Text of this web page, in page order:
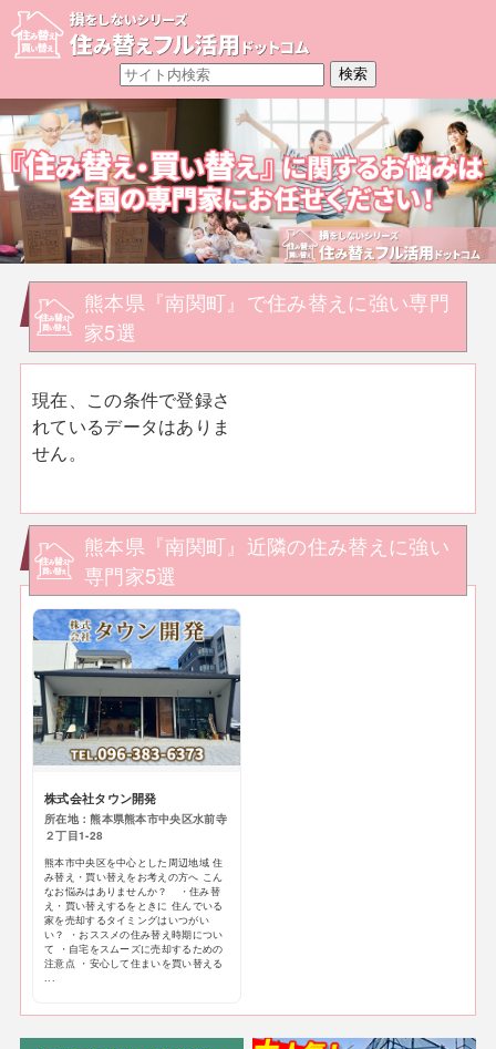
熊本県『南関町』で住み替えに強い専門
家5選
現在、この条件で登録さ
れているデータはありま
せん。
熊本県『南関町』近隣の住み替えに強い
専門家5選
株式会社タウン開発
所在地：熊本県熊本市中央区水前寺
２丁目1-28
熊本市中央区を中心とした周辺地域 住
み替え・買い替えをお考えの方へ こん
なお悩みはありませんか？ ・住み替
え・買い替えするをときに 住んでいる
家を売却するタイミングはいつがい
い？ ・おススメの住み替え時期につい
て ・自宅をスムーズに売却するための
注意点 ・安心して住まいを買い替える
...